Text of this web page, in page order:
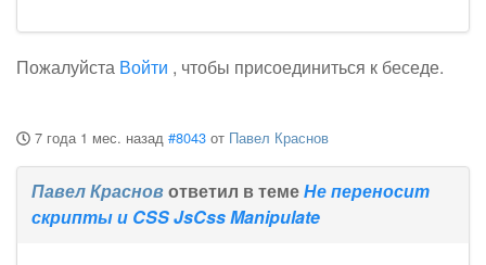
Пожалуйста Войти , чтобы присоединиться к беседе.
7 года 1 мес. назад #8043 от Павел Краснов
Павел Красновответил в темеНе переносит
скрипты и CSS JsCss Manipulate